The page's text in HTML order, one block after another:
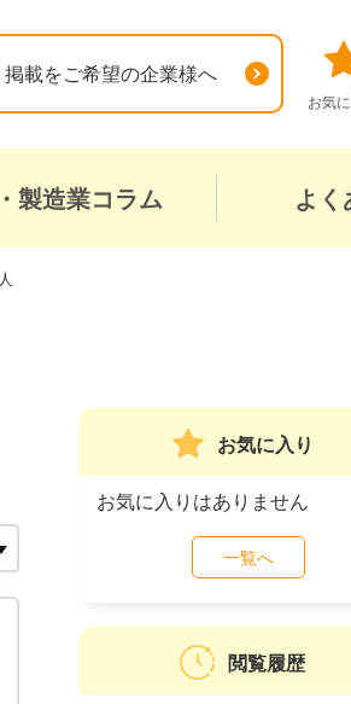
掲載をご希望の企業様へ
お気
製造業コラム よく
お気に入り
お気に入りはありません
一覧へ
閲覧履歴